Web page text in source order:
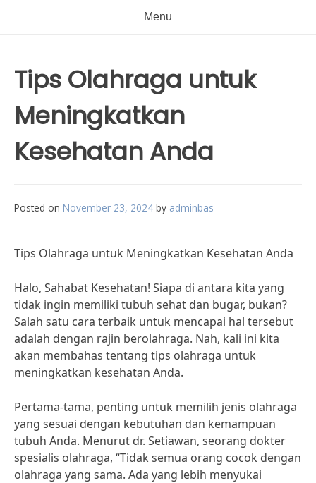
Menu
Tips Olahraga untuk
Meningkatkan
Kesehatan Anda
Posted on November 23, 2024 by adminbas
Tips Olahraga untuk Meningkatkan Kesehatan Anda
Halo, Sahabat Kesehatan! Siapa di antara kita yang
tidak ingin memiliki tubuh sehat dan bugar, bukan?
Salah satu cara terbaik untuk mencapai hal tersebut
adalah dengan rajin berolahraga. Nah, kali ini kita
akan membahas tentang tips olahraga untuk
meningkatkan kesehatan Anda.
Pertama-tama, penting untuk memilih jenis olahraga
yang sesuai dengan kebutuhan dan kemampuan
tubuh Anda. Menurut dr. Setiawan, seorang dokter
spesialis olahraga, “Tidak semua orang cocok dengan
olahraga yang sama. Ada yang lebih menyukai